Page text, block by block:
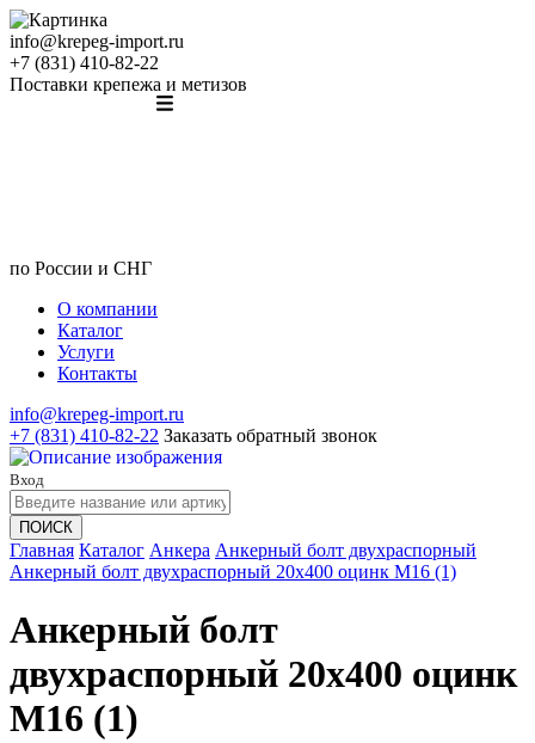
info@krepeg-import.ru
+7 (831) 410-82-22
Поставки крепежа и метизов
по России и СНГ
О компании
Каталог
Услуги
Контакты
info@krepeg-import.ru
+7 (831) 410-82-22 Заказать обратный звонок
Вход
ПОИСК
Главная Каталог Анкера Анкерный болт двухраспорный
Анкерный болт двухраспорный 20x400 оцинк M16 (1)
Анкерный болт
двухраспорный 20x400 оцинк
M16 (1)